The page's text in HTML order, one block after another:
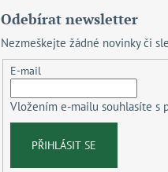
Odebírat newsletter
Nezmeškejte žádné novinky či
E-mail
Vložením e-mailu souhlasíte s
PŘIHLÁSIT SE